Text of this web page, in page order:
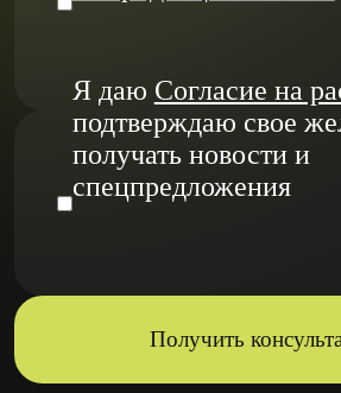
Я даю Согласие на
подтверждаю свое
получать новости и
спецпредложения
Получить